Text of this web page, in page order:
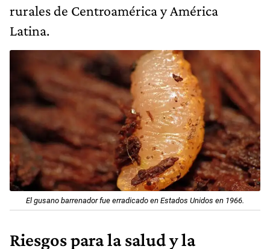
rurales de Centroamérica y América
Latina.
El gusano barrenador fue erradicado en Estados Unidos en 1966.
Riesgos para la salud y la